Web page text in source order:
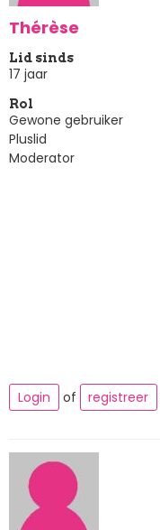
Thérèse
Lid sinds
17 jaar
Rol
Gewone gebruiker
Pluslid
Moderator
Login
of registreer